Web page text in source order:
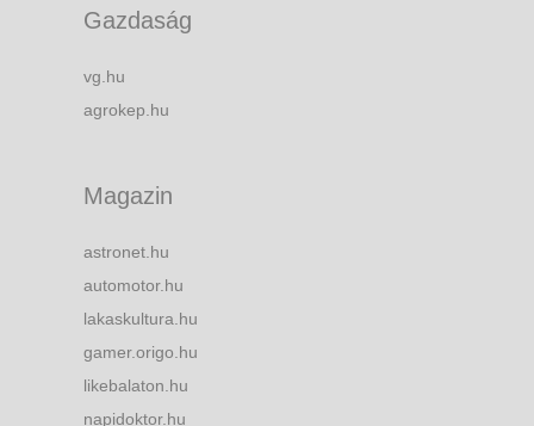
Gazdaság
vg.hu
agrokep.hu
Magazin
astronet.hu
automotor.hu
lakaskultura.hu
gamer.origo.hu
likebalaton.hu
napidoktor.hu